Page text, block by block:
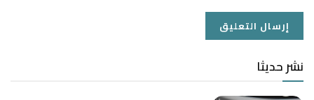
نشر حديثا